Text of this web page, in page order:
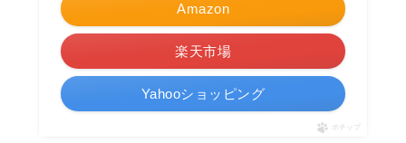
Amazon
楽天市場
Yahooショッピング
ポチップ